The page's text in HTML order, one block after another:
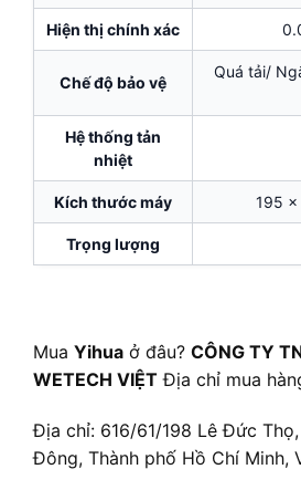
Hiện thị chính xác
Chế độ bảo vệ
Quá tải/
Hệ thống tản
nhiệt
Kích thước máy 195 x
Trọng lượng
Mua Yihua ở đâu? CÔNG TY
WETECH VIỆT Địa chỉ mua
Địa chỉ: 616/61/198 Lê Đức
Đông, Thành phố Hồ Chí Minh,